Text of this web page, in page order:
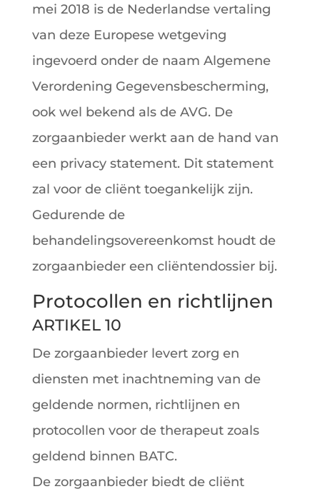
mei 2018 is de Nederlandse vertaling
van deze Europese wetgeving
ingevoerd onder de naam Algemene
Verordening Gegevensbescherming,
ook wel bekend als de AVG. De
zorgaanbieder werkt aan de hand van
een privacy statement. Dit statement
zal voor de cliënt toegankelijk zijn.
Gedurende de
behandelingsovereenkomst houdt de
zorgaanbieder een cliëntendossier bij.
Protocollen en richtlijnen
ARTIKEL 10
De zorgaanbieder levert zorg en
diensten met inachtneming van de
geldende normen, richtlijnen en
protocollen voor de therapeut zoals
geldend binnen BATC.
De zorgaanbieder biedt de cliënt